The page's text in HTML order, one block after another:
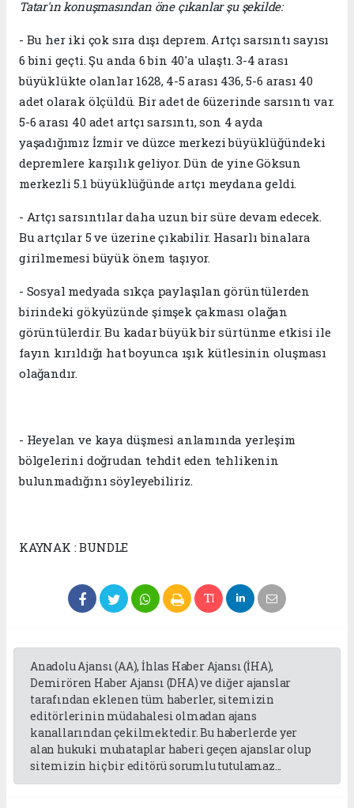
Tatar'ın konuşmasından öne çıkanlar şu şekilde:
- Bu her iki çok sıra dışı deprem. Artçı sarsıntı sayısı
6 bini geçti. Şu anda 6 bin 40'a ulaştı. 3-4 arası
büyüklükte olanlar 1628, 4-5 arası 436, 5-6 arası 40
adet olarak ölçüldü. Bir adet de 6üzerinde sarsıntı var.
5-6 arası 40 adet artçı sarsıntı, son 4 ayda
yaşadığımız İzmir ve düzce merkezi büyüklüğündeki
depremlere karşılık geliyor. Dün de yine Göksun
merkezli 5.1 büyüklüğünde artçı meydana geldi.
- Artçı sarsıntılar daha uzun bir süre devam edecek.
Bu artçılar 5 ve üzerine çıkabilir. Hasarlı binalara
girilmemesi büyük önem taşıyor.
- Sosyal medyada sıkça paylaşılan görüntülerden
birindeki gökyüzünde şimşek çakması olağan
görüntülerdir. Bu kadar büyük bir sürtünme etkisi ile
fayın kırıldığı hat boyunca ışık kütlesinin oluşması
olağandır.
- Heyelan ve kaya düşmesi anlamında yerleşim
bölgelerini doğrudan tehdit eden tehlikenin
bulunmadığını söyleyebiliriz.
KAYNAK : BUNDLE
Anadolu Ajansı (AA), İhlas Haber Ajansı (İHA),
Demirören Haber Ajansı (DHA) ve diğer ajanslar
tarafından eklenen tüm haberler, sitemizin
editörlerinin müdahalesi olmadan ajans
kanallarından çekilmektedir. Bu haberlerde yer
alan hukuki muhataplar haberi geçen ajanslar olup
sitemizin hiç bir editörü sorumlu tutulamaz...